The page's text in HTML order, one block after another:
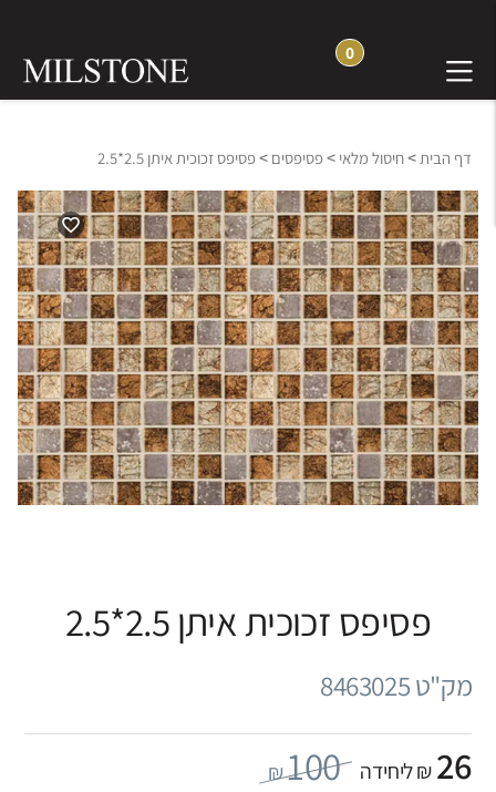
0
דף הבית>חיסול מלאי >פסיפסים >פסיפס זכוכית איתן 2.5*2.5
פסיפס זכוכית איתן 2.5*2.5
מק"ט 8463025
26₪ ליחידה 100
₪